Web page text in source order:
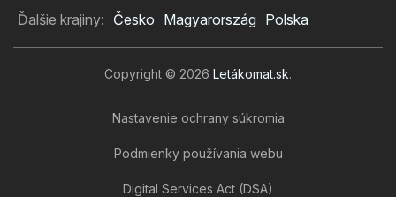
Ďalšie krajiny: Česko Magyarország Polska
Copyright © 2026 Letákomat.sk.
Nastavenie ochrany súkromia
Podmienky používania webu
Digital Services Act (DSA)